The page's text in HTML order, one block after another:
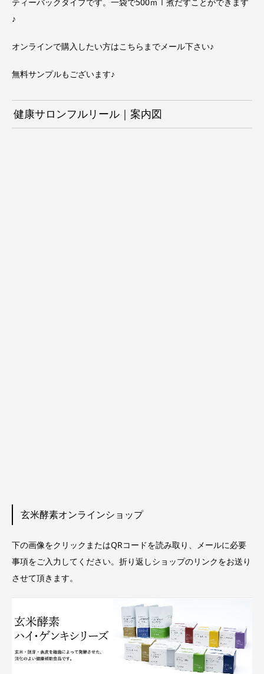
♪
オンラインで購入したい方はこちらまで メール下さい♪
無料サンプルもございます♪
健康サロンフルリール｜案内図
玄米酵素オンラインショップ
下の画像をクリックまたはQRコードを読み取り、メールに必要
事項をご入力してください。折り返しショップのリンクをお送り
させて頂きます。